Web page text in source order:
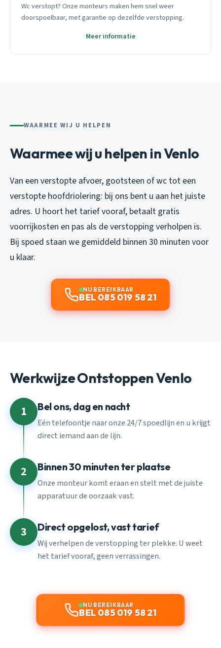
Wc verstopt? Onze monteurs maken hem snel weer
doorspoelbaar, met garantie op dezelfde verstopping.
Meer informatie
WAARMEE WIJ U HELPEN
Waarmee wij u helpen in Venlo
Van een verstopte afvoer, gootsteen of wc tot een
verstopte hoofdriolering: bij ons bent u aan het juiste
adres. U hoort het tarief vooraf, betaalt gratis
voorrijkosten en pas als de verstopping verholpen is.
Bij spoed staan we gemiddeld binnen 30 minuten voor
u klaar.
NU BEREIKBAAR
BEL 085 019 58 21
Werkwijze Ontstoppen Venlo
1 Bel ons, dag en nacht
Eén telefoontje naar onze 24/7 spoedlijn en u krijgt
direct iemand aan de lijn.
2 Binnen 30 minuten ter plaatse
Onze monteur komt eraan en stelt met de juiste
apparatuur de oorzaak vast.
3 Direct opgelost, vast tarief
Wij verhelpen de verstopping ter plekke. U weet
het tarief vooraf, geen verrassingen.
NU BEREIKBAAR
BEL 085 019 58 21